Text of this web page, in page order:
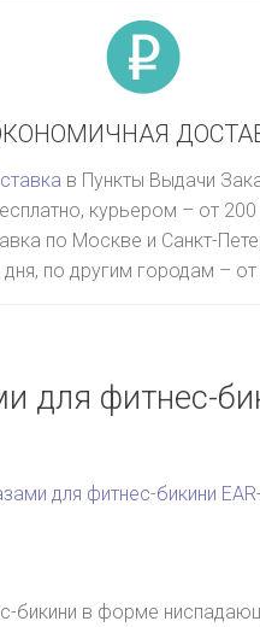
в Пункты Выдачи
курьером – от 200
по Москве и Санкт-
дня, по другим городам – от
для фитнес-
для фитнес-бикини
бикини в форме